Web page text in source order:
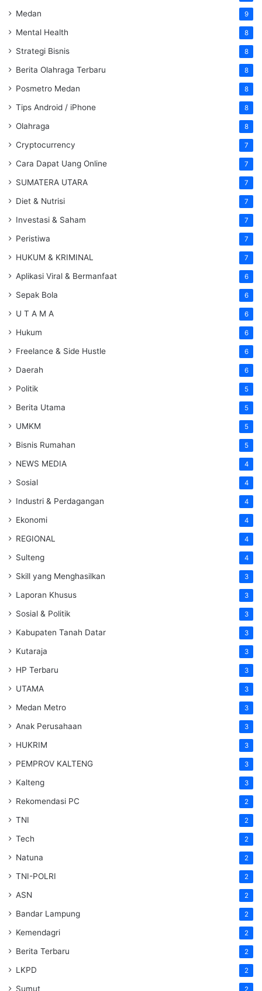
Medan 9
Mental Health 8
Strategi Bisnis 8
Berita Olahraga Terbaru 8
Posmetro Medan 8
Tips Android / iPhone 8
Olahraga 8
Cryptocurrency 7
Cara Dapat Uang Online 7
SUMATERA UTARA 7
Diet & Nutrisi 7
Investasi & Saham 7
Peristiwa 7
HUKUM & KRIMINAL 7
Aplikasi Viral & Bermanfaat 6
Sepak Bola 6
U T A M A 6
Hukum 6
Freelance & Side Hustle 6
Daerah 6
Politik 5
Berita Utama 5
UMKM 5
Bisnis Rumahan 5
NEWS MEDIA 4
Sosial 4
Industri & Perdagangan 4
Ekonomi 4
REGIONAL 4
Sulteng 4
Skill yang Menghasilkan 3
Laporan Khusus 3
Sosial & Politik 3
Kabupaten Tanah Datar 3
Kutaraja 3
HP Terbaru 3
UTAMA 3
Medan Metro 3
Anak Perusahaan 3
HUKRIM 3
PEMPROV KALTENG 3
Kalteng 3
Rekomendasi PC 2
TNI 2
Tech 2
Natuna 2
TNI-POLRI 2
ASN 2
Bandar Lampung 2
Kemendagri 2
Berita Terbaru 2
LKPD 2
Sumut 2